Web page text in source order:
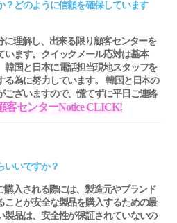
？どのように信頼を確保しています
に理解し、出来る限り顧客センターを
います。クイックメール応対は基本
韓国と日本に電話担当現地スタッフを
る為に努力しています。 韓国と日本の
ございますので、慌てずに平日ご連絡
客センターNotice CLICK!
いいですか？
購入される際には、製造元やブランド
ことが安全な製品を購入するための最
製品は、安全性が保証されていないの